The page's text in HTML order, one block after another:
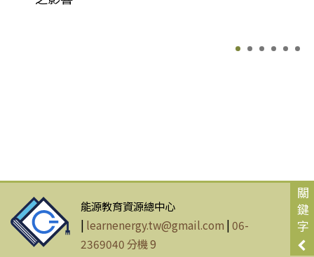
關
鍵
字
能源教育資源總中心
| learnenergy.tw@gmail.com |06-
2369040 分機 9